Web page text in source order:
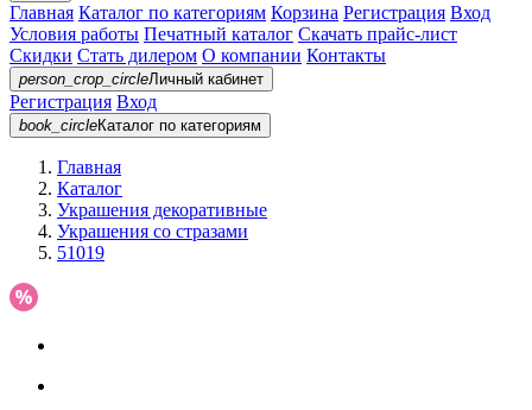
Главная Каталог по категориям Корзина Регистрация Вход
Условия работы Печатный каталог Скачать прайс-лист
Скидки Стать дилером О компании Контакты
person_crop_circleЛичный кабинет
Регистрация Вход
book_circleКаталог по категориям
Главная
Каталог
Украшения декоративные
Украшения со стразами
51019